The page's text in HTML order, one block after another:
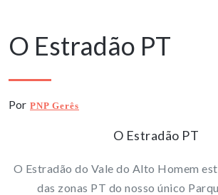
O Estradão PT
Por PNP Gerês
O Estradão PT
O Estradão do Vale do Alto Homem
das zonas PT do nosso único